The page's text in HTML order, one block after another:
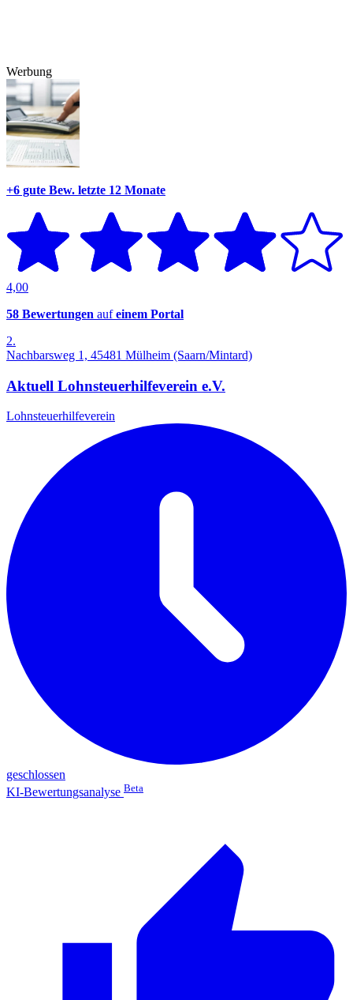
Werbung
+6 gute Bew. letzte 12 Monate
4,00
58 Bewertungen aufeinem Portal
2.
Nachbarsweg 1, 45481 Mülheim (Saarn/Mintard)
Aktuell Lohnsteuerhilfeverein e.V.
Lohnsteuerhilfeverein
geschlossen
KI-Bewertungsanalyse Beta